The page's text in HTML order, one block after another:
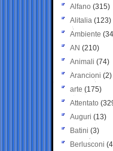
Alfano (315)
Alitalia (123)
Ambiente
AN (210)
Animali (74)
Arancioni (2)
arte (175)
Attentato
Auguri (13)
Batini (3)
Berlusconi